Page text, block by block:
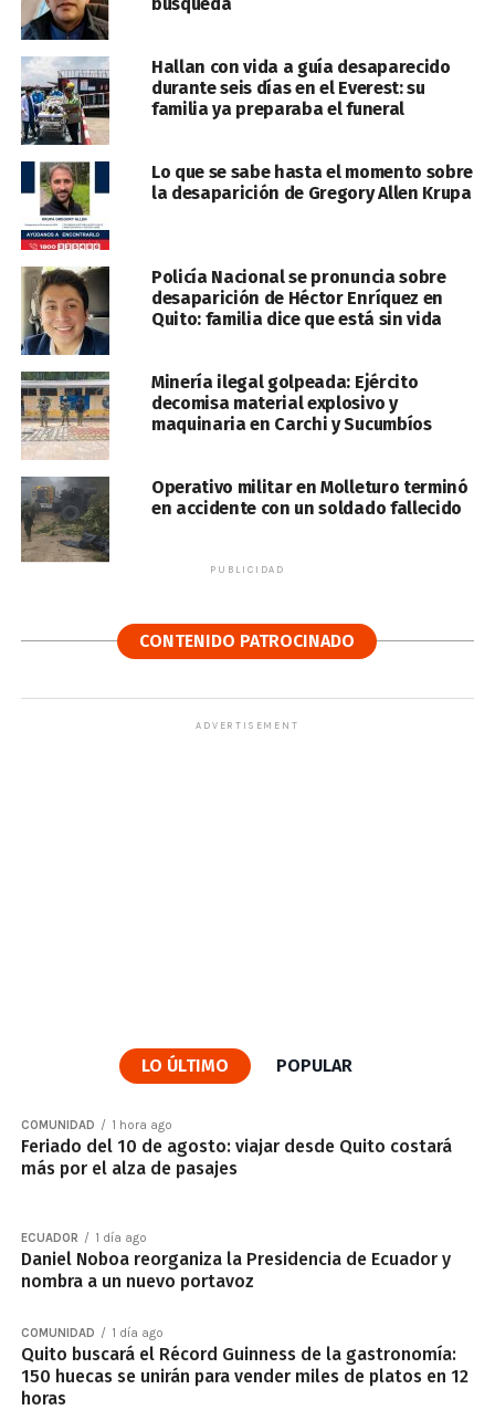
Hallan con vida a guía desaparecido
durante seis días en el Everest: su
familia ya preparaba el funeral
Lo que se sabe hasta el momento sobre
la desaparición de Gregory Allen Krupa
Policía Nacional se pronuncia sobre
desaparición de Héctor Enríquez en
Quito: familia dice que está sin vida
Minería ilegal golpeada: Ejército
decomisa material explosivo y
maquinaria en Carchi y Sucumbíos
Operativo militar en Molleturo terminó
en accidente con un soldado fallecido
PUBLICIDAD
CONTENIDO PATROCINADO
ADVERTISEMENT
LO ÚLTIMO POPULAR
COMUNIDAD 1 hora ago
Feriado del 10 de agosto: viajar desde Quito costará
más por el alza de pasajes
ECUADOR 1 día ago
Daniel Noboa reorganiza la Presidencia de Ecuador y
nombra a un nuevo portavoz
COMUNIDAD 1 día ago
Quito buscará el Récord Guinness de la gastronomía:
150 huecas se unirán para vender miles de platos en 12
horas